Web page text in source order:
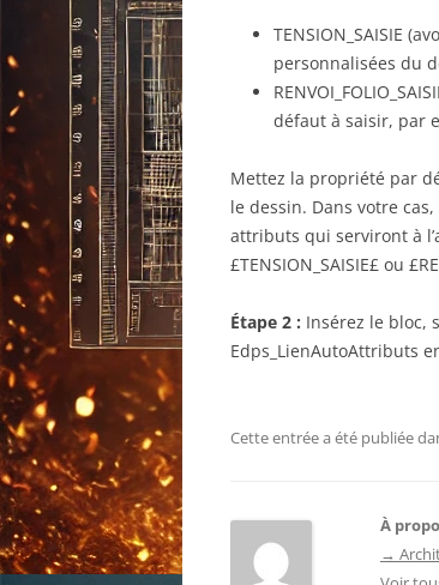
TENSION_SAISIE
personnalisées du
défaut à saisir, par
Mettez la propriété par
le dessin. Dans votre
attributs qui serviront à
£TENSION_SAISIE£ ou
Étape 2 : Insérez le bloc,
Edps_LienAutoAttributs
Cette entrée a été publiée
À
→